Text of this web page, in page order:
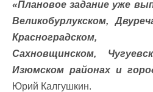
«Плановое задание уже
Великобурлукском,
Красноградском,
Сахновщинском,
Изюмском районах и
Юрий Калгушкин.